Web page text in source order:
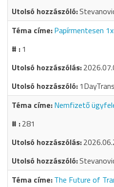
Papírmentesen
1
Nemfizető
281
The Future of